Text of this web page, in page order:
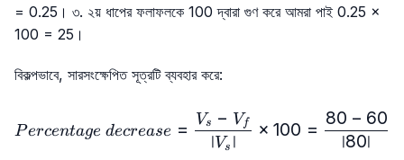
= 0.25। ৩. ২য় ধাপের ফলাফলকে 100 দ্বারা গুণ করে আমরা পাই 0.25 ×
100 = 25।
বিকল্পভাবে, সারসংক্ষেপিত সূত্রটি ব্যবহার করে:
Percentage\
Percentage decrease =
∣Vs ∣
Vs − Vf × 100 =
∣80∣
80 − 60